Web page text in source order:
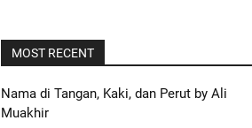
MOST RECENT
Nama di Tangan, Kaki, dan Perut by Ali
Muakhir